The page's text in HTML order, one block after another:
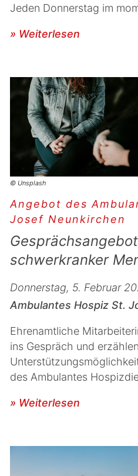
Jeden Donnerstag im
» Weiterlesen
© Unsplash
Angebot des
Josef Neunkirchen
schwerkranker
Donnerstag, 5. Februar
Ambulantes Hospiz St.
Ehrenamtliche
ins Gespräch und
des Ambulantes
» Weiterlesen